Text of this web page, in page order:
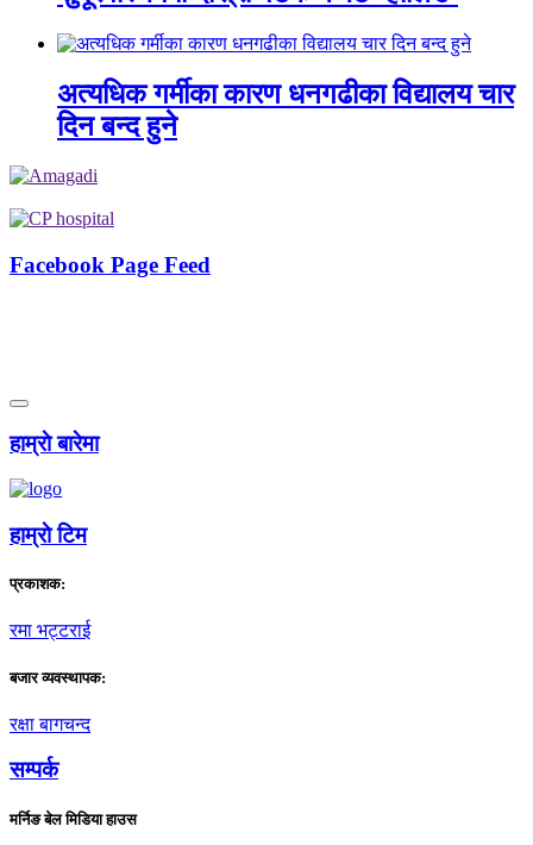
अत्यधिक गर्मीका कारण धनगढीका विद्यालय चार
दिन बन्द हुने
Facebook Page Feed
हाम्राे बारेमा
हाम्राे टिम
प्रकाशक:
रमा भट्टराई
बजार व्यवस्थापक:
रक्षा बागचन्द
सम्पर्क
मर्निङ बेल मिडिया हाउस